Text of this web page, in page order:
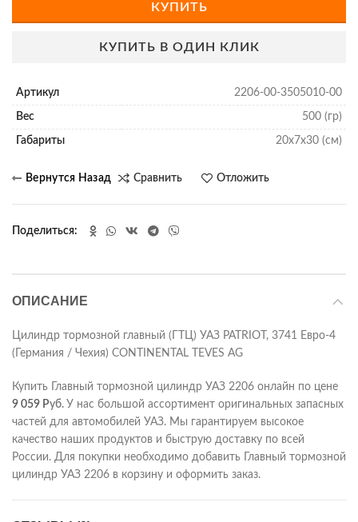
КУПИТЬ
КУПИТЬ В ОДИН КЛИК
Артикул 2206-00-3505010-00
Вес 500 (гр)
Габариты 20х7х30 (см)
Сравнить Отложить
Поделиться
ОПИСАНИЕ
Цилиндр тормозной главный (ГТЦ) УАЗ PATRIOT, 3741 Евро-4
(Германия / Чехия) CONTINENTAL TEVES AG
Купить Главный тормозной цилиндр УАЗ 2206 онлайн по цене
9 059 Руб. У нас большой ассортимент оригинальных запасных
частей для автомобилей УАЗ. Мы гарантируем высокое
качество наших продуктов и быструю доставку по всей
России. Для покупки необходимо добавить Главный тормозной
цилиндр УАЗ 2206 в корзину и оформить заказ.